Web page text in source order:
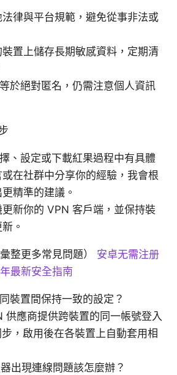
律與平台規範，避免從事非法或
置上儲存長期敏感資料，定期清
於絕對匿名，仍需注意個人資訊
、設定或下載紅果過程中有具體
在社群中分享你的經驗，我會根
精準的建議。
新你的 VPN 客戶端，並保持裝
。
整更多常見問題） 安卓无需注册
最新安全指南
裝置間保持一致的設定？
供應商提供跨裝置的同一帳號登入
，啟用後在各裝置上自動套用相
出現連線問題該怎麼辦？